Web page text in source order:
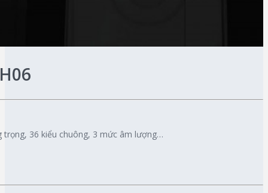
36 kiểu chuông, 3 mức âm lượng…